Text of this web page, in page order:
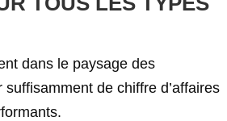
dans le paysage des
de chiffre d’affaires